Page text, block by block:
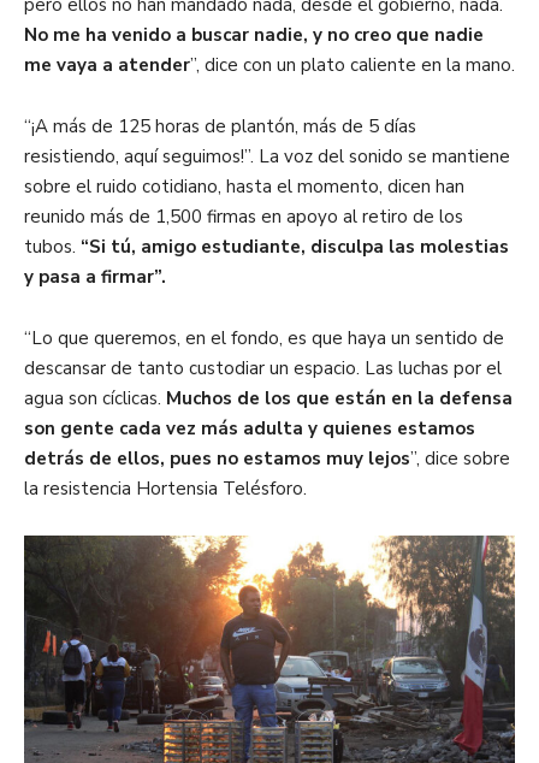
pero ellos no han mandado nada, desde el gobierno, nada.
No me ha venido a buscar nadie, y no creo que nadie
me vaya a atender”, dice con un plato caliente en la mano.
“¡A más de 125 horas de plantón, más de 5 días
resistiendo, aquí seguimos!”. La voz del sonido se mantiene
sobre el ruido cotidiano, hasta el momento, dicen han
reunido más de 1,500 firmas en apoyo al retiro de los
tubos. “Si tú, amigo estudiante, disculpa las molestias
y pasa a firmar”.
“Lo que queremos, en el fondo, es que haya un sentido de
descansar de tanto custodiar un espacio. Las luchas por el
agua son cíclicas. Muchos de los que están en la defensa
son gente cada vez más adulta y quienes estamos
detrás de ellos, pues no estamos muy lejos”, dice sobre
la resistencia Hortensia Telésforo.